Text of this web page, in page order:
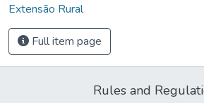
Extensão Rural
Full item page
Rules and